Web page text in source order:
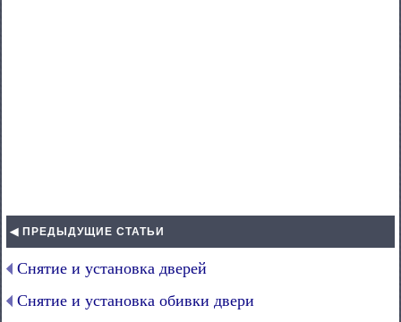
◀ ПРЕДЫДУЩИЕ СТАТЬИ
Снятие и установка дверей
Снятие и установка обивки двери